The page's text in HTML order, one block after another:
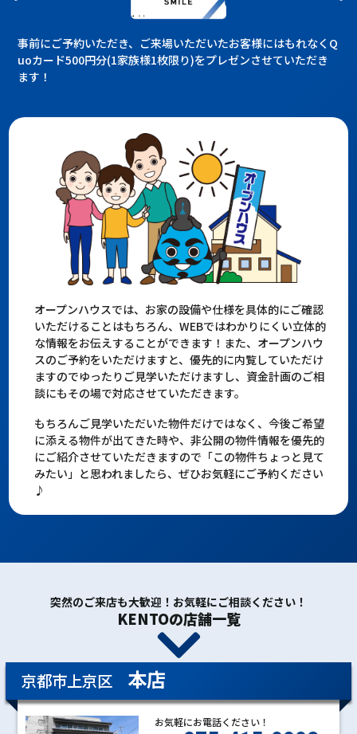
事前にご予約いただき、ご来場いただいたお客様にはもれなくQ
uoカード500円分(1家族様1枚限り)をプレゼンさせていただき
ます！
オープンハウスでは、お家の設備や仕様を具体的にご確認
いただけることはもちろん、WEBではわかりにくい立体的
な情報をお伝えすることができます！また、オープンハウ
スのご予約をいただけますと、優先的に内覧していただけ
ますのでゆったりご見学いただけますし、資金計画のご相
談にもその場で対応させていただきます。
もちろんご見学いただいた物件だけではなく、今後ご希望
に添える物件が出てきた時や、非公開の物件情報を優先的
にご紹介させていただきますので「この物件ちょっと見て
みたい」と思われましたら、ぜひお気軽にご予約ください
♪
突然のご来店も大歓迎！お気軽にご相談ください！
KENTOの店舗一覧
京都市上京区 本店
お気軽にお電話ください！